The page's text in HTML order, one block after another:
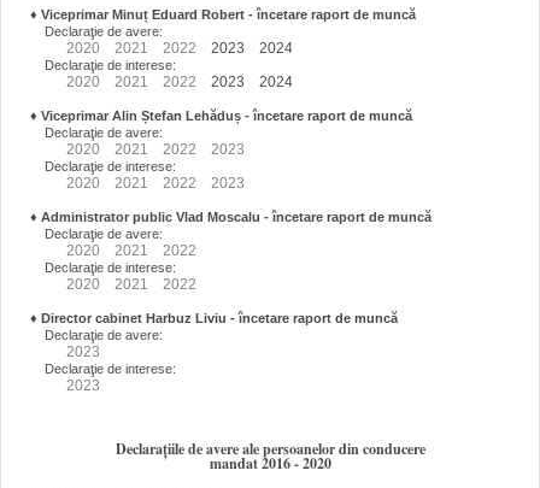
♦ Viceprimar Minuț Eduard Robert - încetare raport de muncă
Declaraţie de avere:
2020 2021 2022 2023 2024
Declaraţie de interese:
2020 2021 2022 2023 2024
♦ Viceprimar Alin Ștefan Lehăduș - încetare raport de muncă
Declaraţie de avere:
2020 2021 2022 2023
Declaraţie de interese:
2020 2021 2022 2023
♦ Administrator public Vlad Moscalu - încetare raport de muncă
Declaraţie de avere:
2020 2021 2022
Declaraţie de interese:
2020 2021 2022
♦ Director cabinet Harbuz Liviu - încetare raport de muncă
Declaraţie de avere:
2023
Declaraţie de interese:
2023
Declarațiile de avere ale persoanelor din conducere
mandat 2016 - 2020